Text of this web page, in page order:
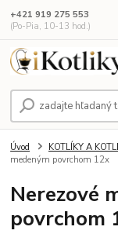
+421 919 275 553
(Po-Pia, 10-13 hod.)
Úvod KOTLÍKY A
medeným povrchom 12x
Nerezové
povrchom